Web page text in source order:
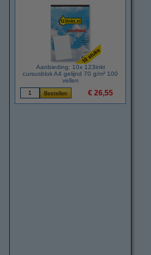
Aanbieding: 10x 123inkt
cursusblok A4 gelijnd 70 g/m² 100
vellen
€ 26,55